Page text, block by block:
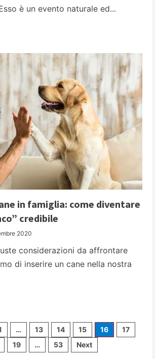
è un evento naturale ed...
in famiglia: come diventare
credibile
2020
considerazioni da affrontare
di inserire un cane nella nostra
… 13 14 15 16
17
19 … 53 Next